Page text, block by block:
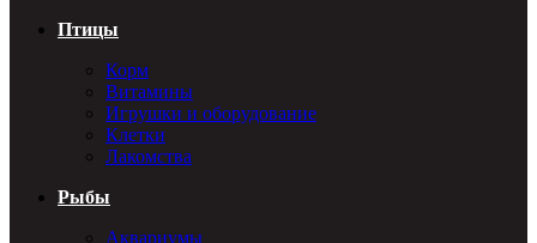
Птицы
Корм
Витамины
Игрушки и оборудование
Клетки
Лакомства
Рыбы
Аквариумы